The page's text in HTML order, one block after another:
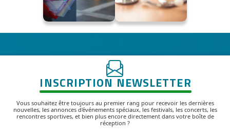
INSCRIPTION NEWSLETTER
Vous souhaitez être toujours au premier rang pour recevoir les dernières
nouvelles, les annonces d'événements spéciaux, les festivals, les concerts, les
rencontres sportives, et bien plus encore directement dans votre boîte de
réception ?